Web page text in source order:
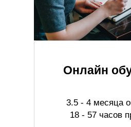
3.5 - 4 месяца
18 - 57 часов
Онлайн